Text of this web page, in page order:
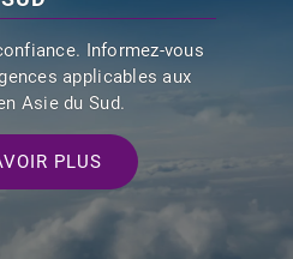
Informez-vous
applicables aux
Asie du Sud.
PLUS